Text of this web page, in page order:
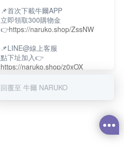
📌首次下載牛爾APP
立即領取300購物金
👉https://naruko.shop/ZssNW
📌LINE@線上客服
點下址加入👉
https://naruko.shop/z0xOX
📌電話客服：02-26581707
回覆至 牛爾 NARUKO